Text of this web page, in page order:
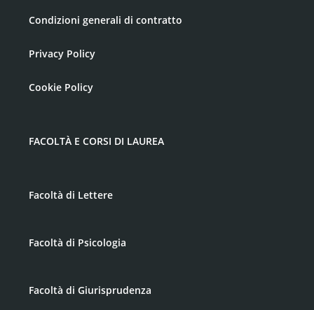
Condizioni generali di contratto
Privacy Policy
Cookie Policy
FACOLTÀ E CORSI DI LAUREA
Facoltà di Lettere
Facoltà di Psicologia
Facoltà di Giurisprudenza